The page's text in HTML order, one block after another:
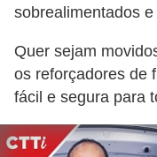
sobrealimentados
Quer sejam
os reforçadores de
fácil e segura para
e
r
â
n
s